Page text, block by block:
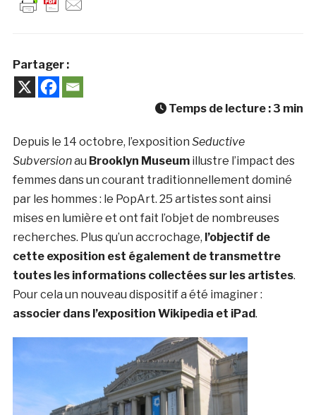
Partager :
Temps de lecture : 3 min
Depuis le 14 octobre, l’exposition Seductive
Subversionau Brooklyn Museumillustre l’impact des
femmes dans un courant traditionnellement dominé
par les hommes : le PopArt. 25 artistes sont ainsi
mises en lumière et ont fait l’objet de nombreuses
recherches. Plus qu’un accrochage, l’objectif de
cette exposition est également de transmettre
toutes les informations collectées sur les artistes.
Pour cela un nouveau dispositif a été imaginer :
associer dans l’exposition Wikipedia et iPad.